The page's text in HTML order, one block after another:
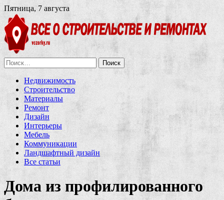
Пятница, 7 августа
Найти:
Недвижимость
Строительство
Материалы
Ремонт
Дизайн
Интерьеры
Мебель
Коммуникации
Ландшафтный дизайн
Все статьи
Дома из профилированного